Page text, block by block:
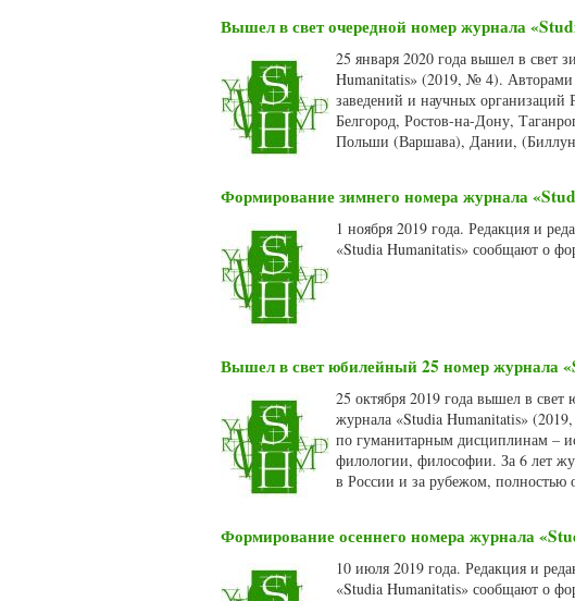
Вышел в свет очередной номер журнала
25 января 2020 года вышел в свет
Humanitatis» (2019, № 4). Авторами
заведений и научных организаций
Белгород, Ростов-на-Дону,
Польши (Варшава), Дании,
Формирование зимнего номера журнала
1 ноября 2019 года. Редакция и
«Studia Humanitatis» сообщают о
Вышел в свет юбилейный 25 номер журнала
25 октября 2019 года вышел в
журнала «Studia Humanitatis»
по гуманитарным дисциплинам –
филологии, философии. За 6 лет
в России и за рубежом, полностью
Формирование осеннего номера журнала
10 июля 2019 года. Редакция и
«Studia Humanitatis» сообщают о